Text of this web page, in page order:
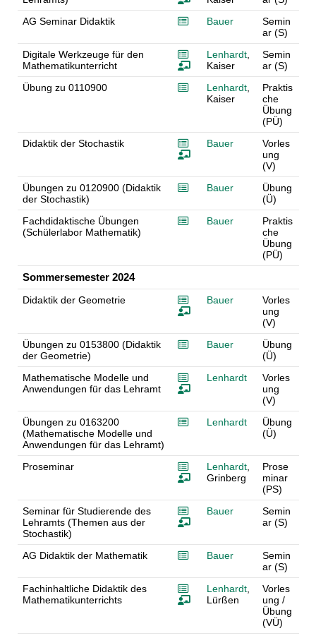
AG Seminar Didaktik
Bauer
Semin
ar (S)
Digitale Werkzeuge für den
Mathematikunterricht
Lenhardt,
Kaiser
Semin
ar (S)
Übung zu 0110900
Lenhardt,
Kaiser
Praktis
che
Übung
(PÜ)
Didaktik der Stochastik
Bauer
Vorles
ung
(V)
Übungen zu 0120900 (Didaktik
der Stochastik)
Bauer
Übung
(Ü)
Fachdidaktische Übungen
(Schülerlabor Mathematik)
Bauer
Praktis
che
Übung
(PÜ)
Sommersemester 2024
Didaktik der Geometrie Bauer
Vorles
ung
(V)
Übungen zu 0153800 (Didaktik
der Geometrie)
Bauer
Übung
(Ü)
Mathematische Modelle und
Anwendungen für das Lehramt
Lenhardt
Vorles
ung
(V)
Übungen zu 0163200
(Mathematische Modelle und
Anwendungen für das Lehramt)
Lenhardt
Übung
(Ü)
Proseminar Lenhardt,
Grinberg
Prose
minar
(PS)
Seminar für Studierende des
Lehramts (Themen aus der
Stochastik)
Bauer
Semin
ar (S)
AG Didaktik der Mathematik Bauer
Semin
ar (S)
Fachinhaltliche Didaktik des
Mathematikunterrichts
Lenhardt,
Lürßen
Vorles
ung /
Übung
(VÜ)